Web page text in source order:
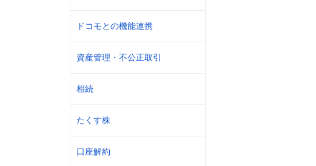
ドコモとの機能連携
資産管理・不公正取引
相続
たくす株
口座解約